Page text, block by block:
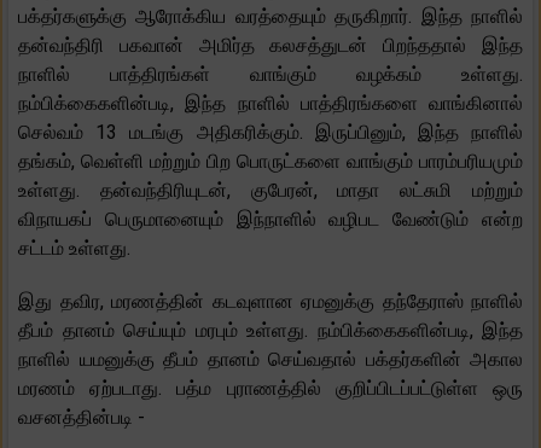
பக்தர்களுக்கு ஆரோக்கிய வரத்தையும் தருகிறார். இந்த நாளில்
தன்வந்திரி பகவான் அமிர்த கலசத்துடன் பிறந்ததால் இந்த
நாளில் பாத்திரங்கள் வாங்கும் வழக்கம் உள்ளது.
நம்பிக்கைகளின்படி, இந்த நாளில் பாத்திரங்களை வாங்கினால்
செல்வம் 13 மடங்கு அதிகரிக்கும். இருப்பினும், இந்த நாளில்
தங்கம், வெள்ளி மற்றும் பிற பொருட்களை வாங்கும் பாரம்பரியமும்
உள்ளது. தன்வந்திரியுடன், குபேரன், மாதா லட்சுமி மற்றும்
விநாயகப் பெருமானையும் இந்நாளில் வழிபட வேண்டும் என்ற
சட்டம் உள்ளது.
இது தவிர, மரணத்தின் கடவுளான ஏமனுக்கு தந்தேராஸ் நாளில்
தீபம் தானம் செய்யும் மரபும் உள்ளது. நம்பிக்கைகளின்படி, இந்த
நாளில் யமனுக்கு தீபம் தானம் செய்வதால் பக்தர்களின் அகால
மரணம் ஏற்படாது. பத்ம புராணத்தில் குறிப்பிடப்பட்டுள்ள ஒரு
வசனத்தின்படி -